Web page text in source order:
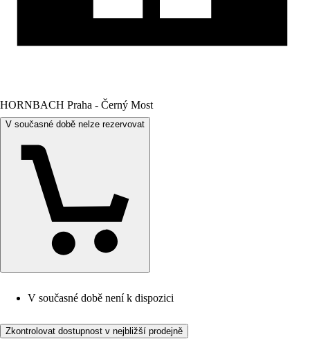
HORNBACH Praha - Černý Most
V současné době nelze rezervovat
V současné době není k dispozici
Zkontrolovat dostupnost v nejbližší prodejně